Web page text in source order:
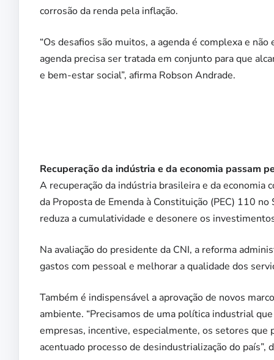
corrosão da renda pela inflação.
“Os desafios são muitos, a agenda é complexa e
agenda precisa ser tratada em conjunto para que
e bem-estar social”, afirma Robson Andrade.
Recuperação da indústria e da economia passam
A recuperação da indústria brasileira e da
da Proposta de Emenda à Constituição (PEC) 110
reduza a cumulatividade e desonere os
Na avaliação do presidente da CNI, a reforma
gastos com pessoal e melhorar a qualidade dos
Também é indispensável a aprovação de novos
ambiente. “Precisamos de uma política industrial
empresas, incentive, especialmente, os setores que
acentuado processo de desindustrialização do país”,